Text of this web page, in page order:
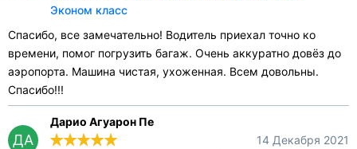
Эконом класс
Спасибо, все замечательно! Водитель приехал точно ко
времени, помог погрузить багаж. Очень аккуратно довёз до
аэропорта. Машина чистая, ухоженная. Всем довольны.
Спасибо!!!
ДА
Дарио Агуарон Пе
14 Декабря 2021